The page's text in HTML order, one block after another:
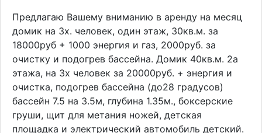
Предлагаю Вашему вниманию в аренду на месяц
домик на 3х. человек, один этаж, 30кв.м. за
18000руб + 1000 энергия и газ, 2000руб. за
очистку и подогрев бассейна. Домик 40кв.м. 2а
этажа, на 3х человек за 20000руб. + энергия и
очистка, подогрев бассейна (до28 градусов)
бассейн 7.5 на 3.5м, глубина 1.35м., боксерские
груши, щит для метания ножей, детская
площадка и электрический автомобиль детский.